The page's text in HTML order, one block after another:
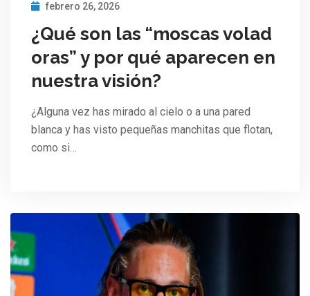
febrero 26, 2026
¿Qué son las “moscas volad
oras” y por qué aparecen en
nuestra visión?
¿Alguna vez has mirado al cielo o a una pared
blanca y has visto pequeñas manchitas que flotan,
como si…